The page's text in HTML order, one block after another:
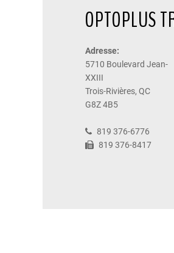
OPTOPLUS
Adresse:
5710 Boulevard Jean-
XXIII
Trois-Rivières, QC
G8Z 4B5
819 376-6776
819 376-8417